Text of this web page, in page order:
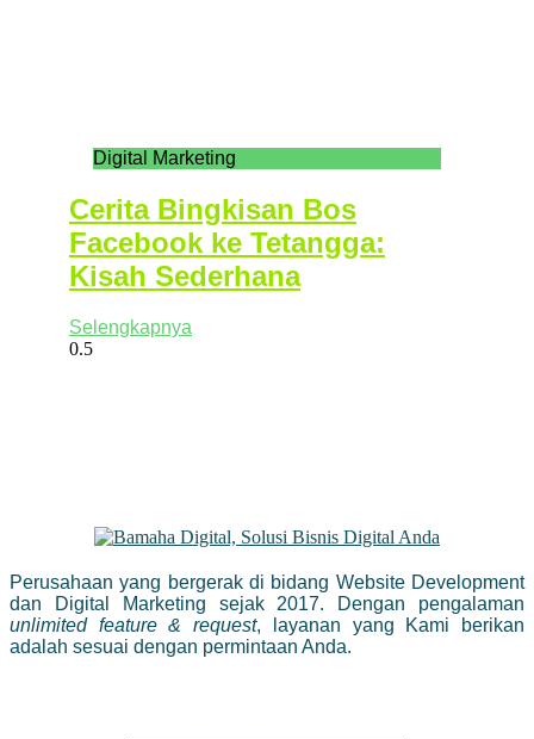
Digital Marketing
Cerita Bingkisan Bos
Facebook ke Tetangga:
Kisah Sederhana
Selengkapnya
Perusahaan yang bergerak di bidang Website Development
dan Digital Marketing sejak 2017. Dengan pengalaman
unlimited feature & request, layanan yang Kami berikan
adalah sesuai dengan permintaan Anda.